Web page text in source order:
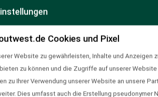
El Campos mit einer Aufwertung
Cookies und Pixel
Website zu gewährleisten, Inhalte und Anzeigen
zu können und die Zugriffe auf unserer Website
zu Ihrer Verwendung unserer Website an unsere
Dies umfasst auch die Erstellung pseudonymer